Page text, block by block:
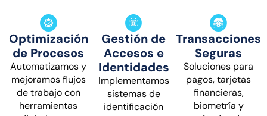
Optimización
de Procesos
Automatizamos y
mejoramos flujos
de trabajo con
herramientas
Gestión de
Accesos e
Identidades
Implementamos
sistemas de
identificación
Transacciones
Seguras
Soluciones para
pagos, tarjetas
financieras,
biometría y